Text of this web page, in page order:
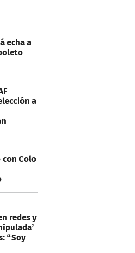
echa a
a
Colo
redes y
“Soy